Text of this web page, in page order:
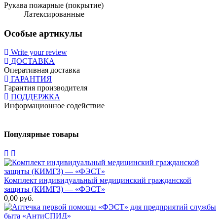
Рукава пожарные (покрытие)
Латексированные
Особые артикулы
Write your review
ДОСТАВКА
Оперативная доставка
ГАРАНТИЯ
Гарантия производителя
ПОДДЕРЖКА
Информационное содействие
Популярные товары
Комплект индивидуальный медицинский гражданской
защиты (КИМГЗ) — «ФЭСТ»
0,00 руб.